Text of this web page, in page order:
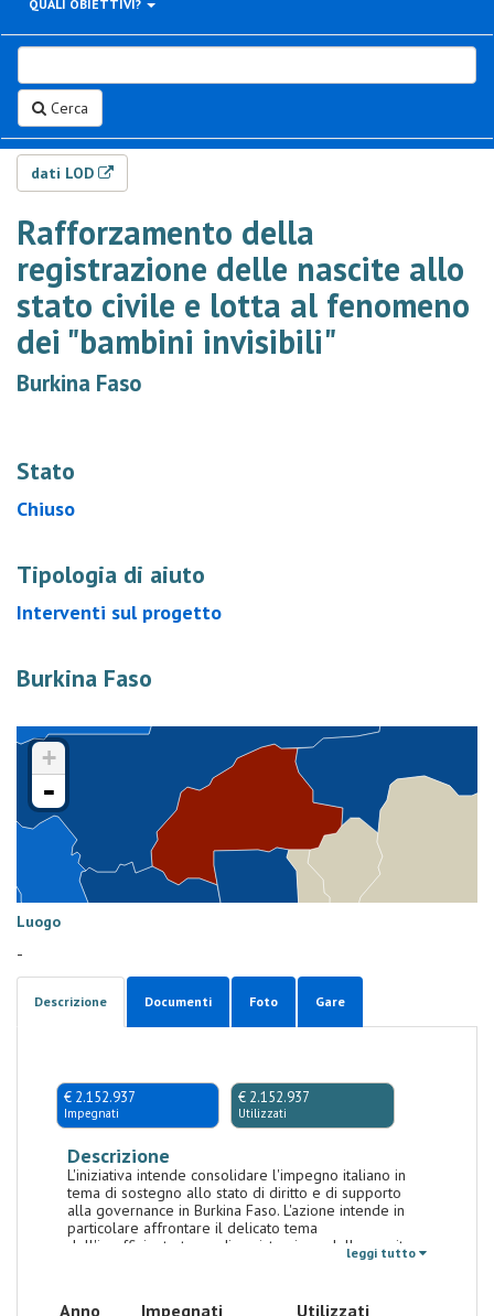
QUALI OBIETTIVI?
Cerca
dati LOD
Rafforzamento della
registrazione delle nascite allo
stato civile e lotta al fenomeno
dei "bambini invisibili"
Burkina Faso
Stato
Chiuso
Tipologia di aiuto
Interventi sul progetto
Burkina Faso
+
-
Luogo
-
Descrizione Documenti Foto Gare
€ 2.152.937
Impegnati
€ 2.152.937
Utilizzati
Descrizione
L'iniziativa intende consolidare l'impegno italiano in
tema di sostegno allo stato di diritto e di supporto
alla governance in Burkina Faso. L'azione intende in
particolare affrontare il delicato tema
dell'insufficiente tasso di registrazione delle nascite
allo stato civile, che - seppure cresciuto nel Paese nel
leggi tutto
Anno Impegnati
Utilizzati